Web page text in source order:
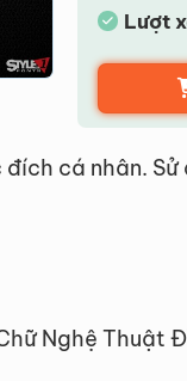
Lượt
cá nhân.
Nghệ Thuật